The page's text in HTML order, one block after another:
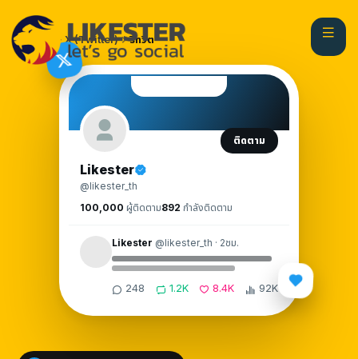
หน้าแรก X (Twitter) รีทวีต
ติดตาม
Likester
@likester_th
100,000 ผู้ติดตาม892 กำลังติดตาม
Likester @likester_th · 2ชม.
248 1.2K 8.4K 92K